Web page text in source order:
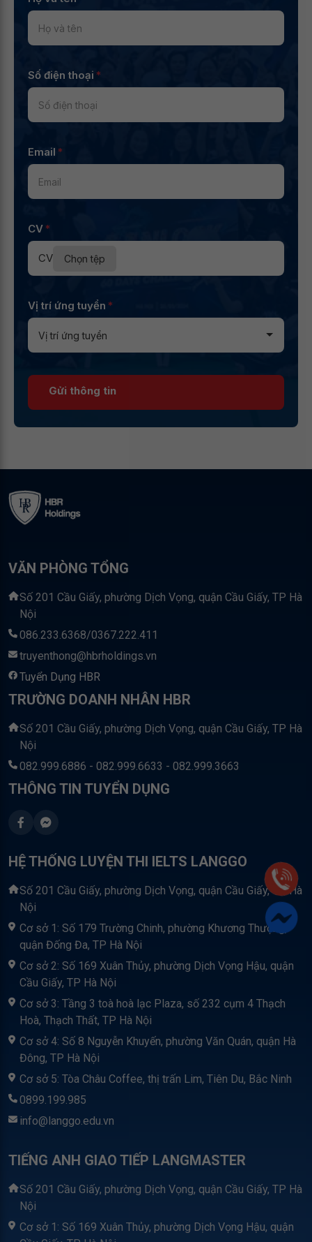
Số điện thoại *
Email *
CV *
CV Chọn tệp
Vị trí ứng tuyển *
Gửi thông tin
VĂN PHÒNG TỔNG
Số 201 Cầu Giấy, phường Dịch Vọng, quận Cầu Giấy, TP Hà
Nội
086.233.6368/0367.222.411
truyenthong@hbrholdings.vn
Tuyển Dụng HBR
TRƯỜNG DOANH NHÂN HBR
Số 201 Cầu Giấy, phường Dịch Vọng, quận Cầu Giấy, TP Hà
Nội
082.999.6886 - 082.999.6633 - 082.999.3663
THÔNG TIN TUYỂN DỤNG
HỆ THỐNG LUYỆN THI IELTS LANGGO
Số 201 Cầu Giấy, phường Dịch Vọng, quận Cầu Giấy, TP Hà
Nội
Cơ sở 1: Số 179 Trường Chinh, phường Khương Thượng,
quận Đống Đa, TP Hà Nội
Cơ sở 2: Số 169 Xuân Thủy, phường Dịch Vọng Hậu, quận
Cầu Giấy, TP Hà Nội
Cơ sở 3: Tầng 3 toà hoà lạc Plaza, số 232 cụm 4 Thạch
Hoà, Thạch Thất, TP Hà Nội
Cơ sở 4: Số 8 Nguyễn Khuyến, phường Văn Quán, quận Hà
Đông, TP Hà Nội
Cơ sở 5: Tòa Châu Coffee, thị trấn Lim, Tiên Du, Bắc Ninh
0899.199.985
info@langgo.edu.vn
TIẾNG ANH GIAO TIẾP LANGMASTER
Số 201 Cầu Giấy, phường Dịch Vọng, quận Cầu Giấy, TP Hà
Nội
Cơ sở 1: Số 169 Xuân Thủy, phường Dịch Vọng Hậu, quận